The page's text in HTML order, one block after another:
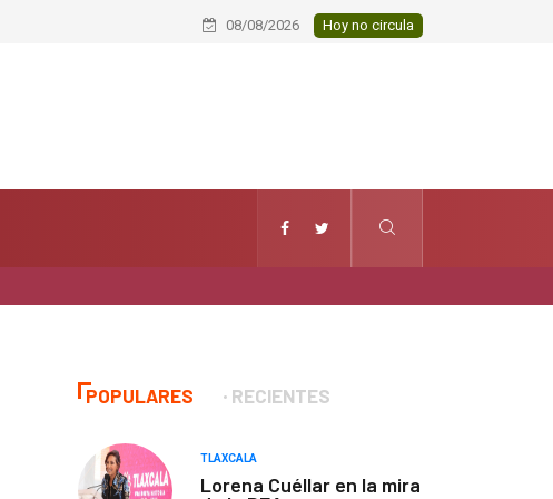
Fallece hombre por presunto
08/08/2026 Hoy no circula
POPULARES RECIENTES
TLAXCALA
Lorena Cuéllar en la mira